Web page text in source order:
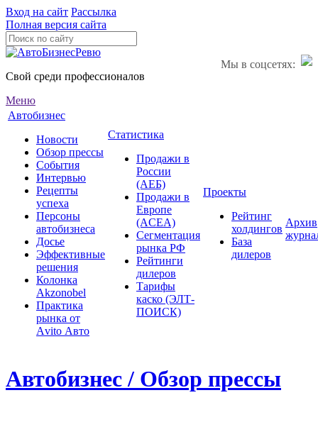
Вход на сайт Рассылка
Полная версия сайта
Мы в соцсетях:
Свой среди профессионалов
Меню
Автобизнес
Новости
Обзор прессы
События
Интервью
Рецепты
успеха
Персоны
автобизнеса
Досье
Эффективные
решения
Колонка
Akzonobel
Практика
рынка от
Аvito Авто
Статистика
Продажи в
России
(АЕБ)
Продажи в
Европе
(ACEA)
Сегментация
рынка РФ
Рейтинги
дилеров
Тарифы
каско (ЭЛТ-
ПОИСК)
Проекты
Рейтинг
холдингов
База
дилеров
Архив
Автобизнес / Обзор прессы